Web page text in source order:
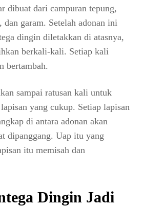
dibuat dari campuran tepung,
garam. Setelah adonan ini
dingin diletakkan di atasnya,
berkali-kali. Setiap kali
bertambah.
sampai ratusan kali untuk
yang cukup. Setiap lapisan
di antara adonan akan
dipanggang. Uap itu yang
itu memisah dan
Dingin Jadi